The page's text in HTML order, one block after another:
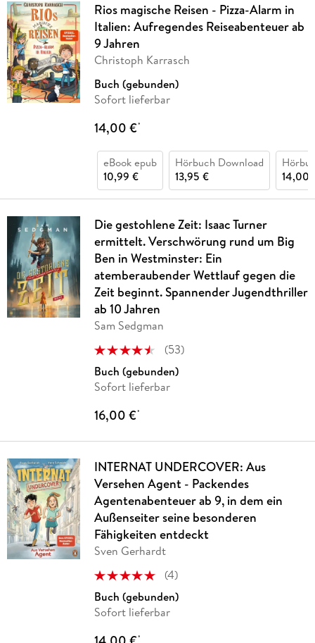
Rios magische Reisen - Pizza-Alarm in
Italien: Aufregendes Reiseabenteuer ab
9 Jahren
Christoph Karrasch
Buch (gebunden)
Sofort lieferbar
14,00 €*
eBook epub
10,99 €
Hörbuch Download
13,95 €
14,00
Die gestohlene Zeit: Isaac Turner
ermittelt. Verschwörung rund um Big
Ben in Westminster: Ein
atemberaubender Wettlauf gegen die
Zeit beginnt. Spannender Jugendthriller
ab 10 Jahren
Sam Sedgman
(53)
Buch (gebunden)
Sofort lieferbar
16,00 €*
INTERNAT UNDERCOVER: Aus
Versehen Agent - Packendes
Agentenabenteuer ab 9, in dem ein
Außenseiter seine besonderen
Fähigkeiten entdeckt
Sven Gerhardt
(4)
Buch (gebunden)
Sofort lieferbar
*